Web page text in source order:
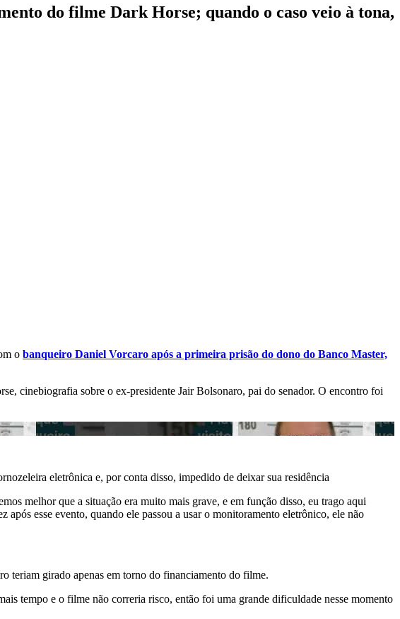
do filme Dark Horse; quando o caso veio à tona,
o banqueiro Daniel Vorcaro após a primeira prisão do dono do Banco Master,
cinebiografia sobre o ex-presidente Jair Bolsonaro, pai do senador. O encontro foi
eletrônica e, por conta disso, impedido de deixar sua residência
melhor que a situação era muito mais grave, e em função disso, eu trago aqui
esse evento, quando ele passou a usar o monitoramento eletrônico, ele não
teriam girado apenas em torno do financiamento do filme.
tempo e o filme não correria risco, então foi uma grande dificuldade nesse momento